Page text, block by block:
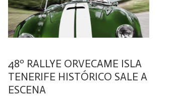
48º RALLYE ORVECAME ISLA
TENERIFE HISTÓRICO SALE A
ESCENA